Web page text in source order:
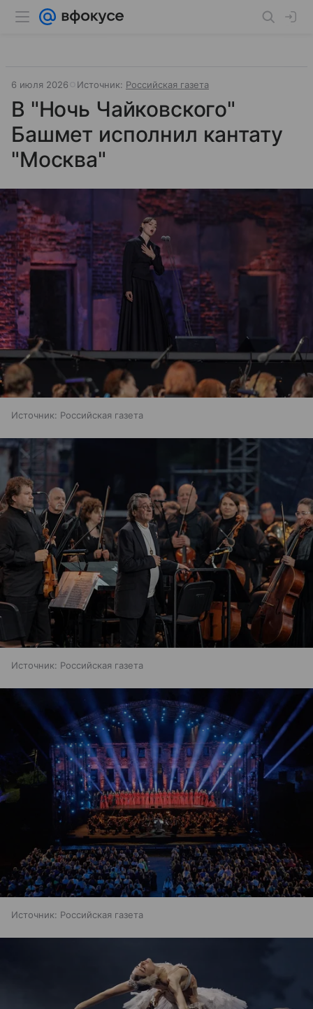
6 июля 2026 Источник: Российская газета
В "Ночь Чайковского"
Башмет исполнил кантату
"Москва"
Источник: Российская газета
Источник: Российская газета
Источник: Российская газета